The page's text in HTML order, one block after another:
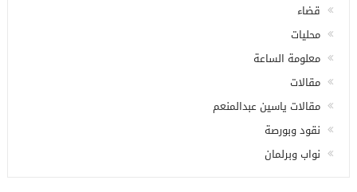
قضاء
محليات
معلومة الساعة
مقالات
مقالات ياسين عبدالمنعم
نقود وبورصة
نواب وبرلمان